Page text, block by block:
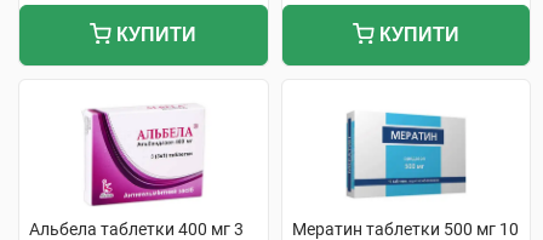
КУПИТИ КУПИТИ
Альбела таблетки 400 мг 3
Мератин таблетки 500 мг 10